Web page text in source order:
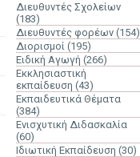
Διευθυντές Σχολείων
(183)
Διευθυντές φορέων (154)
Διορισμοί (195)
Ειδική Αγωγή (266)
Εκκλησιαστική
εκπαίδευση (43)
Εκπαιδευτικά Θέματα
(384)
Ενισχυτική Διδασκαλία
(60)
Ιδιωτική Εκπαίδευση (30)